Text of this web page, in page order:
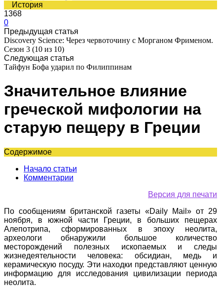
История
1368
0
Предыдущая статья
Discovery Science: Через червоточину с Морганом Фрименом.
Сезон 3 (10 из 10)
Следующая статья
Тайфун Бофа ударил по Филиппинам
Значительное влияние
греческой мифологии на
старую пещеру в Греции
Содержимое
Начало статьи
Комментарии
Версия для печати
По сообщениям британской газеты «Daily Mail» от 29
ноября, в южной части Греции, в больших пещерах
Алепотрипа, сформированных в эпоху неолита,
археологи обнаружили большое количество
месторождений полезных ископаемых и следы
жизнедеятельности человека: обсидиан, медь и
керамическую посуду. Эти находки представляют ценную
информацию для исследования цивилизации периода
неолита.